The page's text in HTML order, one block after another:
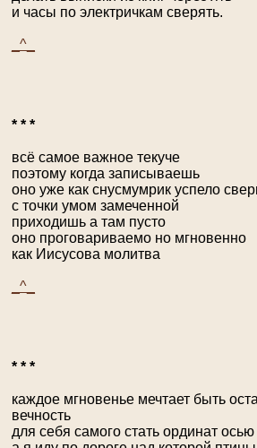
и часы по электричкам сверять.
_^_
* * *
всё самое важное текуче
поэтому когда записываешь
оно уже как снусмумрик успело
с точки умом замеченной
приходишь а там пусто
оно проговариваемо но мгновенно
как Иисусова молитва
_^_
* * *
каждое мгновенье мечтает быть
вечность
для себя самого стать ординат осью